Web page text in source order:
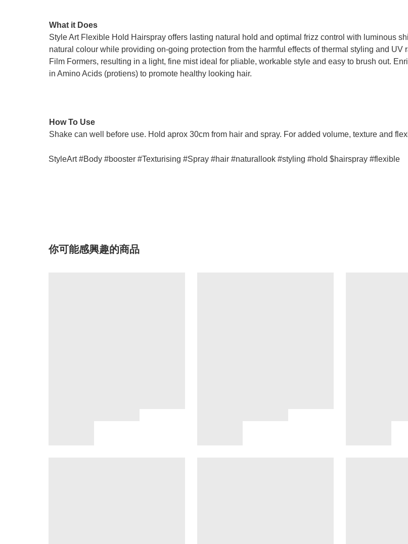
What it Does
Style Art Flexible Hold Hairspray offers lasting natural hold and optimal frizz control with luminous
natural colour while providing on-going protection from the harmful effects of thermal styling and
Film Formers, resulting in a light, fine mist ideal for pliable, workable style and easy to brush out.
in Amino Acids (protiens) to promote healthy looking hair.
How To Use
Shake can well before use. Hold aprox 30cm from hair and spray. For added volume, texture and
StyleArt #Body #booster #Texturising #Spray #hair #naturallook #styling #hold $hairspray #flexible
你可能感興趣的商品